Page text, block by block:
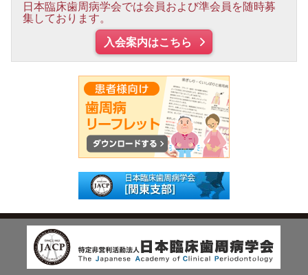
日本臨床歯周病学会では会員および準会員を随時募
集しております。
入会案内はこちら